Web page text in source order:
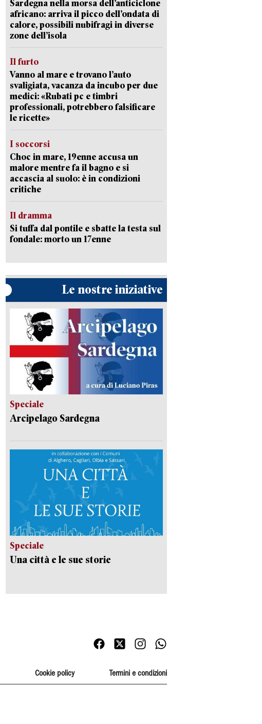
Sardegna nella morsa dell’anticiclone
africano: arriva il picco dell’ondata di
calore, possibili nubifragi in diverse
zone dell’isola
Il furto
Vanno al mare e trovano l’auto
svaligiata, vacanza da incubo per due
medici: «Rubati pc e timbri
professionali, potrebbero falsificare
le ricette»
I soccorsi
Choc in mare, 19enne accusa un
malore mentre fa il bagno e si
accascia al suolo: è in condizioni
critiche
Il dramma
Si tuffa dal pontile e sbatte la testa sul
fondale: morto un 17enne
Le nostre iniziative
Speciale
Arcipelago Sardegna
Speciale
Una città e le sue storie
Cookie policy Termini e condizioni